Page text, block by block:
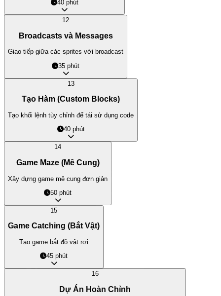
40 phút
12
Broadcasts và Messages
Giao tiếp giữa các sprites với broadcast
35 phút
13
Tạo Hàm (Custom Blocks)
Tạo khối lệnh tùy chỉnh để tái sử dụng code
40 phút
14
Game Maze (Mê Cung)
Xây dựng game mê cung đơn giản
50 phút
15
Game Catching (Bắt Vật)
Tạo game bắt đồ vật rơi
45 phút
16
Dự Án Hoàn Chỉnh ©